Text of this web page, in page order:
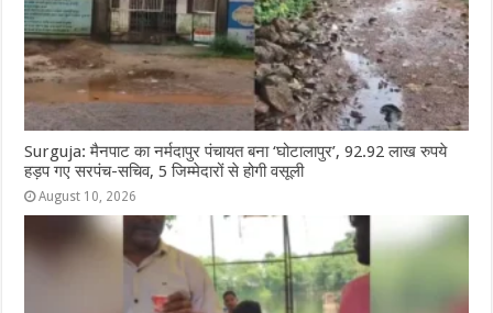
Surguja: मैनपाट का नर्मदापुर पंचायत बना ‘घोटालापुर’, 92.92 लाख रुपये
हड़प गए सरपंच-सचिव, 5 जिम्मेदारों से होगी वसूली
August 10, 2026